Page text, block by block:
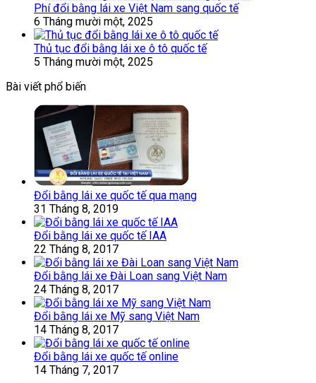
Phí đổi bằng lái xe Việt Nam sang quốc tế
6 Tháng mười một, 2025
Thủ tục đổi bằng lái xe ô tô quốc tế
5 Tháng mười một, 2025
Bài viết phổ biến
Đổi bằng lái xe quốc tế qua mạng
31 Tháng 8, 2019
Đổi bằng lái xe quốc tế IAA
22 Tháng 8, 2017
Đổi bằng lái xe Đài Loan sang Việt Nam
24 Tháng 8, 2017
Đổi bằng lái xe Mỹ sang Việt Nam
14 Tháng 8, 2017
Đổi bằng lái xe quốc tế online
14 Tháng 7, 2017